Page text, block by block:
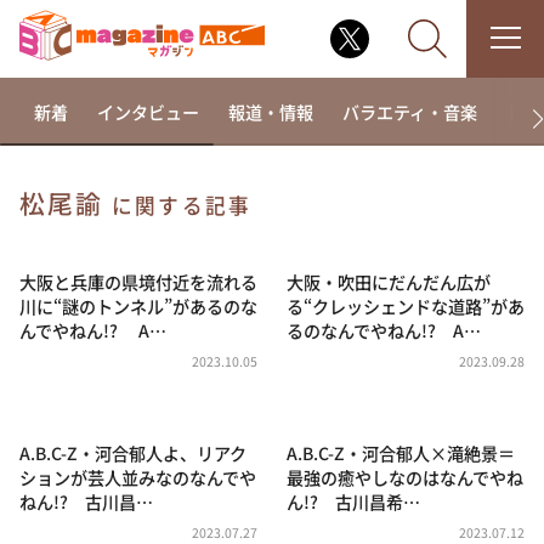
相席食堂
これ余談なんですけど・・・
～人生密着トークバラエティ！～ やすとものいたっ
news おかえり
河合＆A.B.C-Z塚田×福井アナ「なんでやねん！？」
（news おかえり）
新着 インタビュー 報道・情報 バラエティ・音楽 ド
松尾諭 に関する記事
大阪と兵庫の県境付近を流れる
川に“謎のトンネル”があるのな
んでやねん!? A…
2023.10.05
大阪・吹田にだんだん広が
る“クレッシェンドな道路”があ
るのなんでやねん!? A…
2023.09.28
A.B.C-Z・河合郁人よ、リアク
ションが芸人並みなのなんでや
ねん!? 古川昌…
2023.07.27
A.B.C-Z・河合郁人×滝絶景＝
最強の癒やしなのはなんでやね
ん!? 古川昌希…
2023.07.12